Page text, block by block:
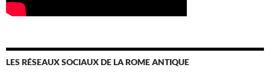
LES RÉSEAUX SOCIAUX DE LA ROME ANTIQUE